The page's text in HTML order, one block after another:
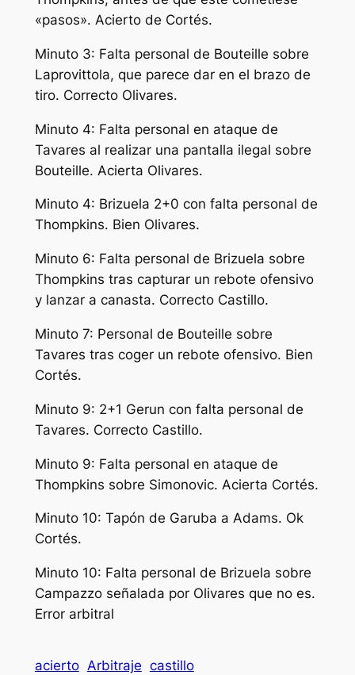
«pasos». Acierto de Cortés.
Minuto 3: Falta personal de Bouteille sobre
Laprovittola, que parece dar en el brazo de
tiro. Correcto Olivares.
Minuto 4: Falta personal en ataque de
Tavares al realizar una pantalla ilegal sobre
Bouteille. Acierta Olivares.
Minuto 4: Brizuela 2+0 con falta personal de
Thompkins. Bien Olivares.
Minuto 6: Falta personal de Brizuela sobre
Thompkins tras capturar un rebote ofensivo
y lanzar a canasta. Correcto Castillo.
Minuto 7: Personal de Bouteille sobre
Tavares tras coger un rebote ofensivo. Bien
Cortés.
Minuto 9: 2+1 Gerun con falta personal de
Tavares. Correcto Castillo.
Minuto 9: Falta personal en ataque de
Thompkins sobre Simonovic. Acierta Cortés.
Minuto 10: Tapón de Garuba a Adams. Ok
Cortés.
Minuto 10: Falta personal de Brizuela sobre
Campazzo señalada por Olivares que no es.
Error arbitral
acierto Arbitraje castillo